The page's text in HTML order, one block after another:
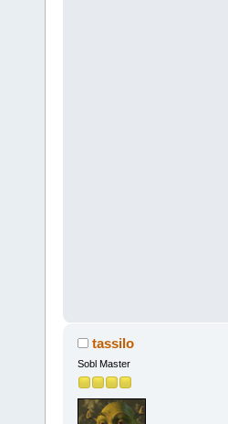
tassilo
Sobl Master